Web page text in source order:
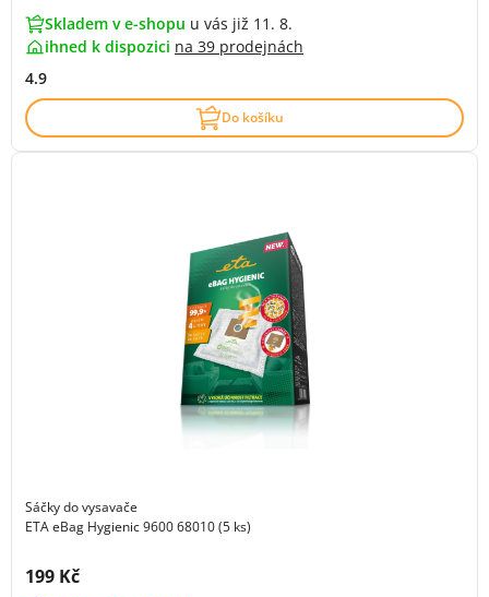
Skladem v e-shopu u vás již 11. 8.
ihned k dispozici na 39 prodejnách
4.9
Do košíku
Sáčky do vysavače
ETA eBag Hygienic 9600 68010 (5 ks)
Cena s DPH:
199 Kč